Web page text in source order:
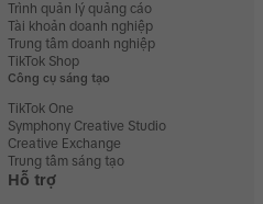
Trình quản lý quảng cáo
Tài khoản doanh nghiệp
Trung tâm doanh nghiệp
TikTok Shop
Công cụ sáng tạo
TikTok One
Symphony Creative Studio
Creative Exchange
Trung tâm sáng tạo
Hỗ trợ